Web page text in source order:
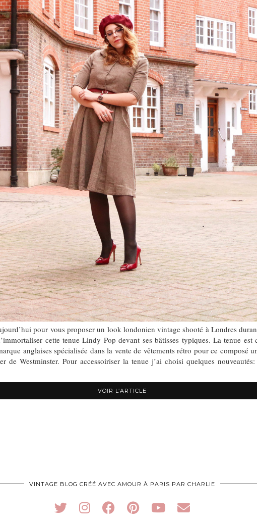
pour vous proposer un look londonien vintage shooté à Londres
cette tenue Lindy Pop devant ses bâtisses typiques. La tenue est
anglaises spécialisée dans la vente de vêtements rétro pour ce
de Westminster. Pour accessoiriser la tenue j’ai choisi quelques
VOIR L’ARTICLE
VINTAGE BLOG CRÉÉ AVEC AMOUR À PARIS PAR CHARLIE